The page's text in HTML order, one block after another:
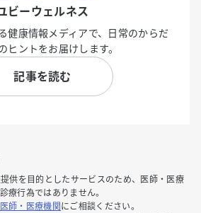
ビーウェルネス
健康情報メディアで、日常のからだ
ヒントをお届けします。
記事を読む
供を目的としたサービスのため、医師・医療
療行為ではありません。
医師・医療機関 にご相談ください。